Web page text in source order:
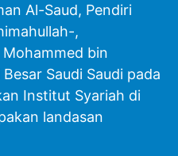
Al-Saud, Pendiri
,
bin
Saudi Saudi pada
Institut Syariah di
landasan